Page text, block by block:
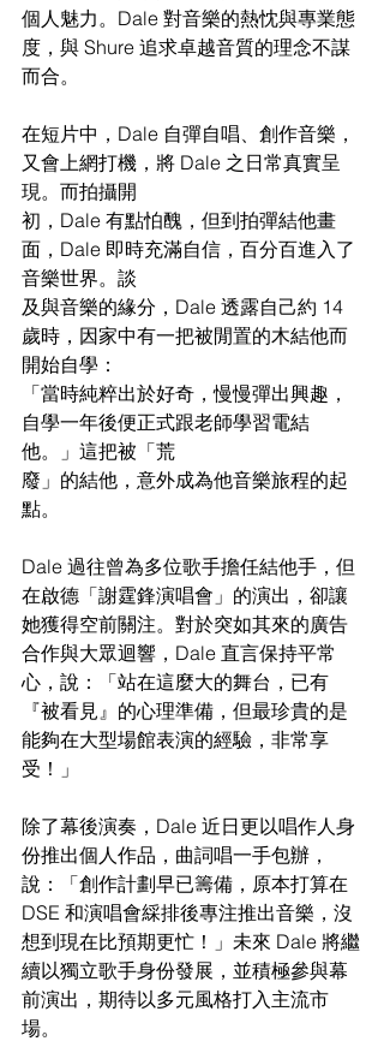
個人魅力。Dale 對音樂的熱忱與專業態
度，與 Shure 追求卓越音質的理念不謀
而合。
在短片中，Dale 自彈自唱、創作音樂，
又會上網打機，將 Dale 之日常真實呈
現。而拍攝開
初，Dale 有點怕醜，但到拍彈結他畫
面，Dale 即時充滿自信，百分百進入了
音樂世界。談
及與音樂的緣分，Dale 透露自己約 14
歲時，因家中有一把被閒置的木結他而
開始自學：
「當時純粹出於好奇，慢慢彈出興趣，
自學一年後便正式跟老師學習電結
他。」這把被「荒
廢」的結他，意外成為他音樂旅程的起
點。
Dale 過往曾為多位歌手擔任結他手，但
在啟德「謝霆鋒演唱會」的演出，卻讓
她獲得空前關注。對於突如其來的廣告
合作與大眾迴響，Dale 直言保持平常
心，說：「站在這麼大的舞台，已有
『被看見』的心理準備，但最珍貴的是
能夠在大型場館表演的經驗，非常享
受！」
除了幕後演奏，Dale 近日更以唱作人身
份推出個人作品，曲詞唱一手包辦，
說：「創作計劃早已籌備，原本打算在
DSE 和演唱會綵排後專注推出音樂，沒
想到現在比預期更忙！」未來 Dale 將繼
續以獨立歌手身份發展，並積極參與幕
前演出，期待以多元風格打入主流市
場。